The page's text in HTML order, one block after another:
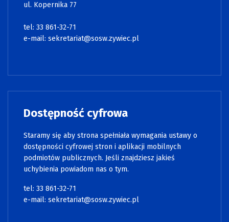
ul. Kopernika 77
tel: 33 861-32-71
e-mail: sekretariat@sosw.zywiec.pl
Dostępność cyfrowa
Staramy się aby strona spełniała wymagania ustawy o
dostępności cyfrowej stron i aplikacji mobilnych
podmiotów publicznych. Jeśli znajdziesz jakieś
uchybienia powiadom nas o tym.
tel: 33 861-32-71
e-mail: sekretariat@sosw.zywiec.pl